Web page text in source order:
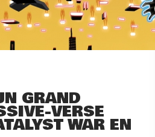
GRAND
VERSE
WAR EN